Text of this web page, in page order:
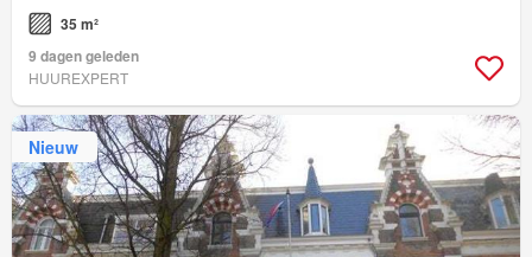
35 m²
9 dagen geleden
HUUREXPERT
Nieuw